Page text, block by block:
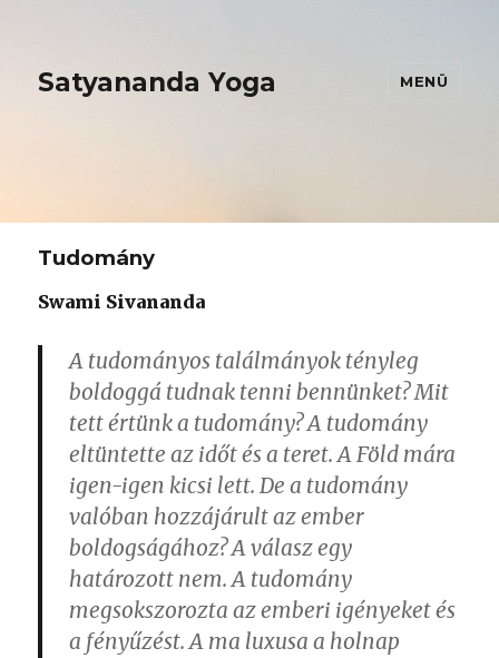
Satyananda Yoga MENÜ
Tudomány
Swami Sivananda
A tudományos találmányok tényleg
boldoggá tudnak tenni bennünket? Mit
tett értünk a tudomány? A tudomány
eltüntette az időt és a teret. A Föld mára
igen-igen kicsi lett. De a tudomány
valóban hozzájárult az ember
boldogságához? A válasz egy
határozott nem. A tudomány
megsokszorozta az emberi igényeket és
a fényűzést. A ma luxusa a holnap